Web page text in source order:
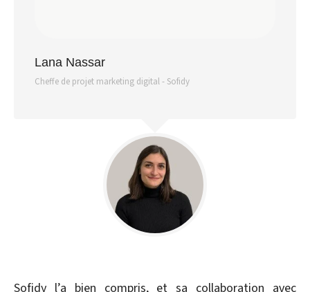
Lana Nassar
Cheffe de projet marketing digital - Sofidy
Sofidy l’a bien compris, et sa collaboration avec